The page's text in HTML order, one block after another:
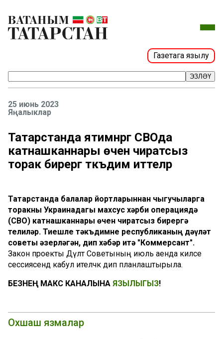
Газетага язылу
ЭЗЛӘҮ
25 июнь 2023
Яңалыклар
Татарстанда ятимнәргә СВОда
катнашканнары өчен чиратсыз
торак бирергә тәкъдим иттеләр
Татарстанда балалар йортларыннан чыгучыларга
торакны Украинадагы махсус хәрби операциядә
(СВО) катнашканнары өчен чиратсыз бирергә
телиләр. Тиешле тәкъдимне республиканың дәүләт
советы әзерләгән, дип хәбәр итә "Коммерсант".
Закон проекты Дәүләт Советының июль аенда киләсе
сессиясендә кабул ителәчәк дип планлаштырыла.
БЕЗНЕҢ МАКС КАНАЛЫНА ЯЗЫЛЫГЫЗ!
Охшаш язмалар